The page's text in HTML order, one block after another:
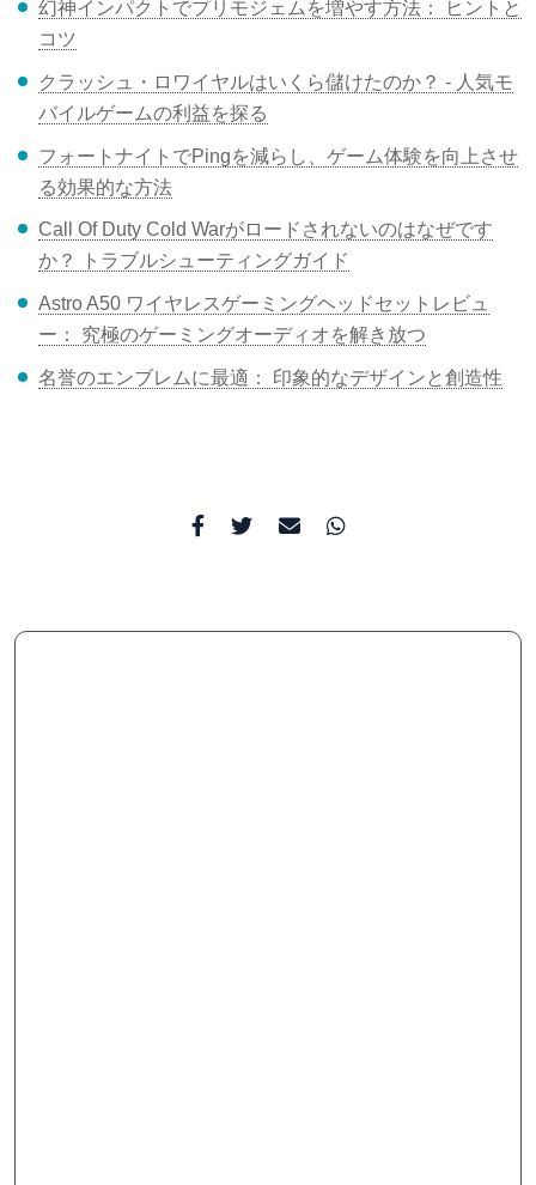
幻神インパクトでプリモジェムを増やす方法： ヒントと
コツ
クラッシュ・ロワイヤルはいくら儲けたのか？ - 人気モ
バイルゲームの利益を探る
フォートナイトでPingを減らし、ゲーム体験を向上させ
る効果的な方法
Call Of Duty Cold Warがロードされないのはなぜです
か？ トラブルシューティングガイド
Astro A50 ワイヤレスゲーミングヘッドセットレビュ
ー： 究極のゲーミングオーディオを解き放つ
名誉のエンブレムに最適： 印象的なデザインと創造性